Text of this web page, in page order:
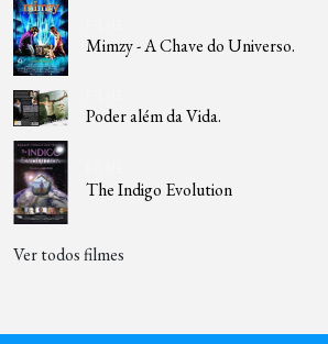
Mimzy - A Chave do Universo.
Poder além da Vida.
The Indigo Evolution
Ver todos filmes